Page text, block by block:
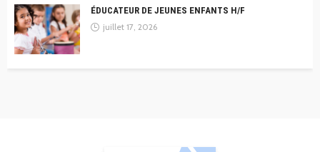
ÉDUCATEUR DE JEUNES ENFANTS H/F
juillet 17, 2026